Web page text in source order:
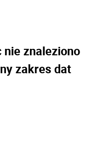
znaleziono
zakres dat